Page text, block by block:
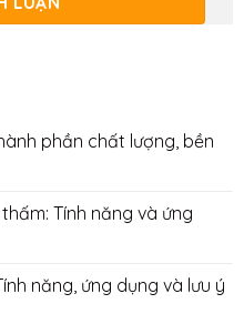
phần chất lượng, bền
Tính năng và ứng
năng, ứng dụng và lưu ý